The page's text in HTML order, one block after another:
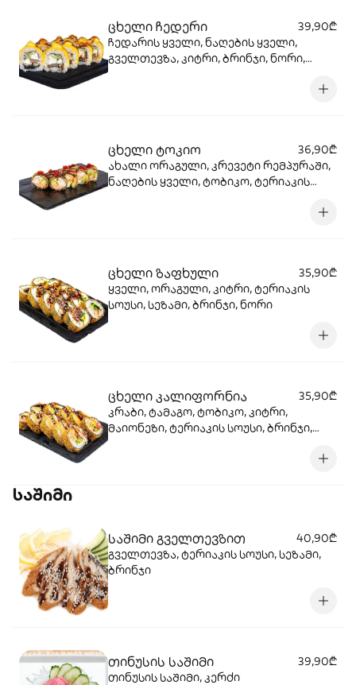
ცხელი ჩედერი
39,90₾
ჩედარის ყველი, ნაღების ყველი,
გველთევზა, კიტრი, ბრინჯი, ნორი,
ცხელი ტოკიო
36,90₾
ახალი ორაგული, კრევეტი რემპურაში,
ნაღების ყველი, ტობიკო, ტერიაკის
ცხელი ზაფხული
35,90₾
ყველი, ორაგული, კიტრი, ტერიაკის
სოუსი, სეზამი, ბრინჯი, ნორი
ცხელი კალიფორნია
35,90₾
კრაბი, ტამაგო, ტობიკო, კიტრი,
მაიონეზი, ტერიაკის სოუსი, ბრინჯი,
საშიმი
საშიმი გველთევზით
40,90₾
გველთევზა, ტერიაკის სოუსი, სეზამი,
ბრინჯი
თინუსის საშიმი
39,90₾
თინუსის საშიმი, კერძი